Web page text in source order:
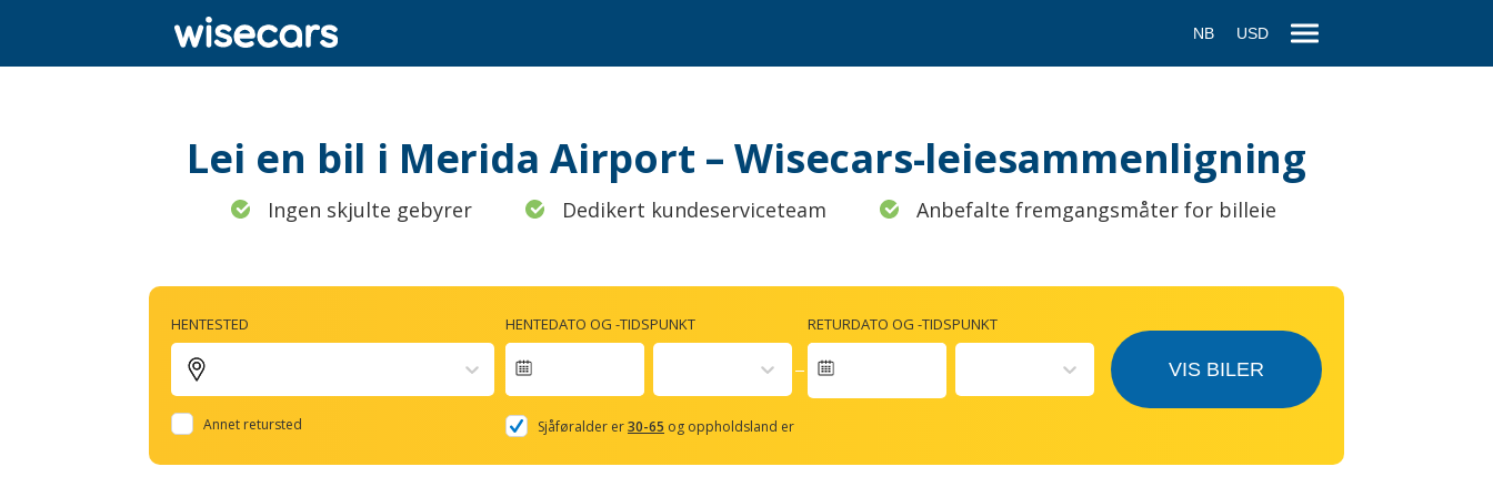
NB USD
Lei en bil i Merida Airport – Wisecars-leiesammenligning
Ingen skjulte gebyrer Dedikert kundeserviceteam Anbefalte fremgangsmåter for billeie
HENTESTED
Annet retursted
HENTEDATO OG -TIDSPUNKT
to
RETURDATO OG -TIDSPUNKT
Sjåføralder er30-65 og oppholdsland er
VIS BILER